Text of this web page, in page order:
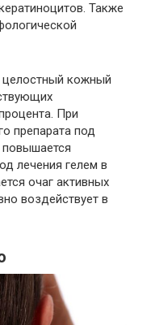
Также
целостный кожный
При
препарата под
лечения гелем в
очаг активных
воздействует в